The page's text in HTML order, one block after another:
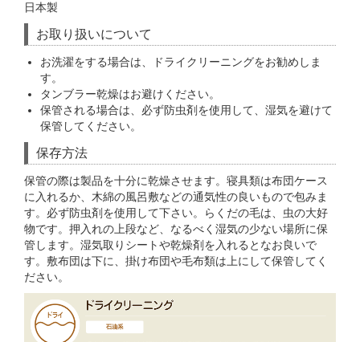
日本製
お取り扱いについて
お洗濯をする場合は、ドライクリーニングをお勧めしま
す。
タンブラー乾燥はお避けください。
保管される場合は、必ず防虫剤を使用して、湿気を避けて
保管してください。
保存方法
保管の際は製品を十分に乾燥させます。寝具類は布団ケース
に入れるか、木綿の風呂敷などの通気性の良いもので包みま
す。必ず防虫剤を使用して下さい。らくだの毛は、虫の大好
物です。押入れの上段など、なるべく湿気の少ない場所に保
管します。湿気取りシートや乾燥剤を入れるとなお良いで
す。敷布団は下に、掛け布団や毛布類は上にして保管してく
ださい。